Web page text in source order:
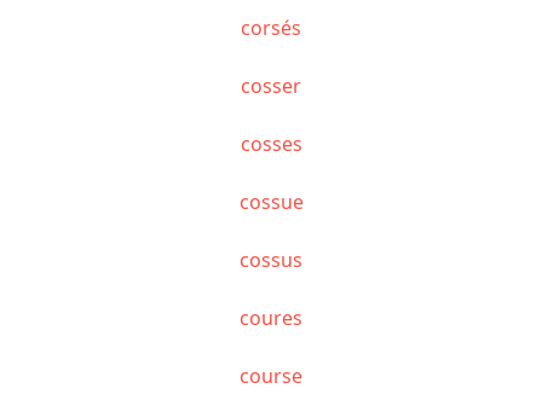
corsés
cosser
cosses
cossue
cossus
coures
course